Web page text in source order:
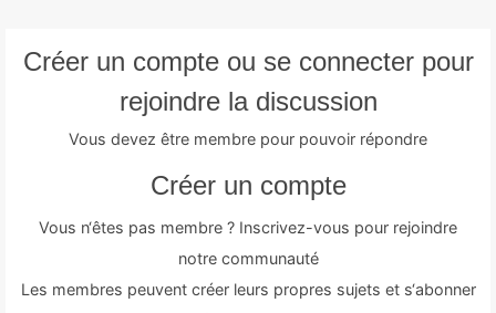
Créer un compte ou se connecter pour
rejoindre la discussion
Vous devez être membre pour pouvoir répondre
Créer un compte
Vous n‘êtes pas membre ? Inscrivez-vous pour rejoindre
notre communauté
Les membres peuvent créer leurs propres sujets et s‘abonner